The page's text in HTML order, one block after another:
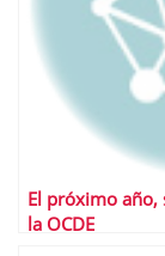
El próximo año,
la OCDE